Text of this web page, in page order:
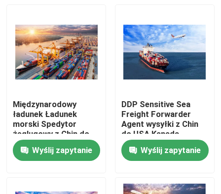
Do domu
Produkty
Międzynarodowy
ładunek Ładunek
morski Spedytor
żeglugowy z Chin do
USA Wielka Brytania
Francja Niemcy
Włochy Kanada
Wyślij zapytanie
DDP Sensitive Sea
Freight Forwarder
Agent wysyłki z Chin
do USA Kanada
Ameryka Północna
Wyślij zapytanie